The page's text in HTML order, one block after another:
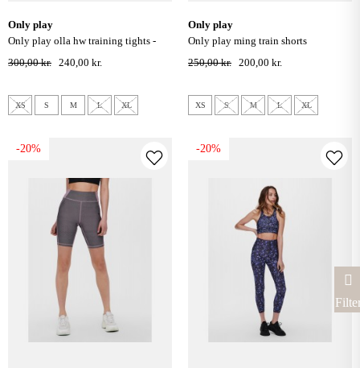
only play
only play olla hw training tights -
blue graphite
300,00 kr. 240,00 kr.
XS S M L XL
only play
only play ming train shorts
250,00 kr. 200,00 kr.
XS S M L XL
-20% -20%